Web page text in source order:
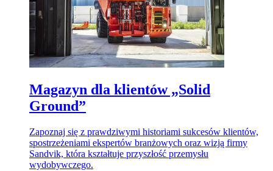
Magazyn dla klientów „Solid
Ground”
Zapoznaj się z prawdziwymi historiami sukcesów klientów,
spostrzeżeniami ekspertów branżowych oraz wizją firmy
Sandvik, która kształtuje przyszłość przemysłu
wydobywczego.